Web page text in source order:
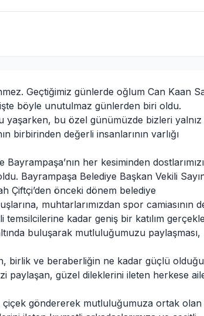
Geçtiğimiz günlerde oğlum Can Kaan
işte böyle unutulmaz günlerden biri oldu.
yaşarken, bu özel günümüzde bizleri yalnız
birbirinden değerli insanlarının varlığı
her kesiminden
Bayrampaşa Belediye Başkan Vekili
Çiftçi’den önceki dönem belediye
muhtarlarımızdan spor camiasının
temsilcilerine kadar geniş bir katılım
buluşarak mutluluğumuzu paylaşması,
birlik ve beraberliğin ne kadar güçlü
paylaşan, güzel dileklerini ileten herkese
çiçek göndererek mutluluğumuza ortak olan